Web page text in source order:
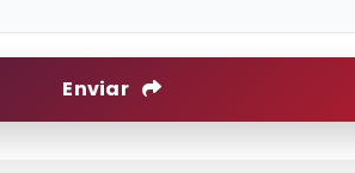
Enviar